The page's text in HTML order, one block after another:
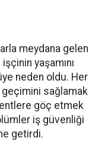
meydana gelen
yaşamını
neden oldu. Her
geçimini sağlamak
göç etmek
iş güvenliği
getirdi.